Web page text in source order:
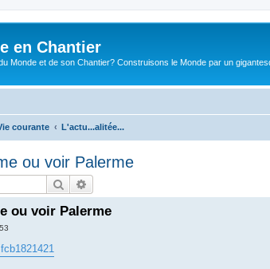
en Chantier
Monde et de son Chantier? Construisons le Monde par un
courante L'actu...alitée...
ou voir Palerme
Rechercher
ou voir Palerme